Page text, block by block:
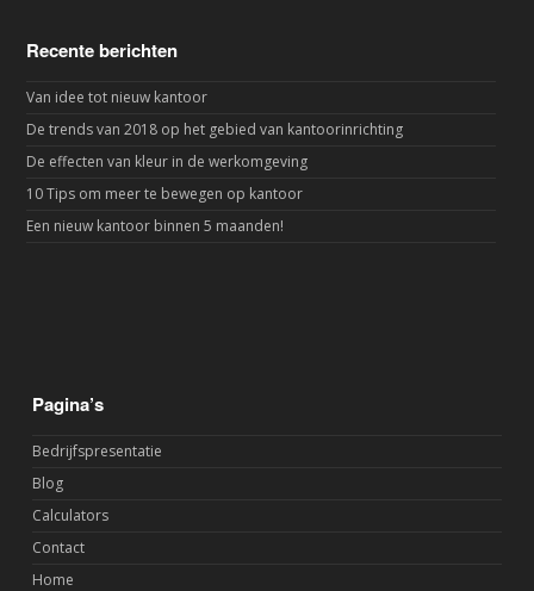
Recente berichten
Van idee tot nieuw kantoor
De trends van 2018 op het gebied van kantoorinrichting
De effecten van kleur in de werkomgeving
10 Tips om meer te bewegen op kantoor
Een nieuw kantoor binnen 5 maanden!
Pagina’s
Bedrijfspresentatie
Blog
Calculators
Contact
Home